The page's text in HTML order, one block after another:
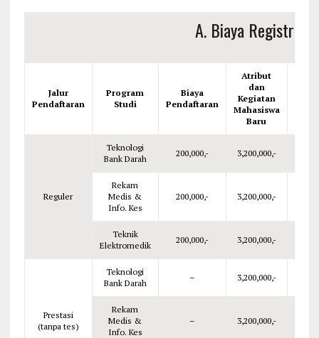
A. Biaya Registrasi
Jalur
Pendaftaran
Program
Studi
Biaya
Pendaftaran
Atribut
dan
Kegiatan
Mahasiswa
Baru
Reguler
Teknologi
Bank Darah
200,000,- 3,200,000,-
Rekam
Medis &
Info. Kes
200,000,- 3,200,000,-
Teknik
Elektromedik
200,000,- 3,200,000,-
Prestasi
(tanpa tes)
Teknologi
Bank Darah
– 3,200,000,-
Rekam
Medis &
Info. Kes
– 3,200,000,-